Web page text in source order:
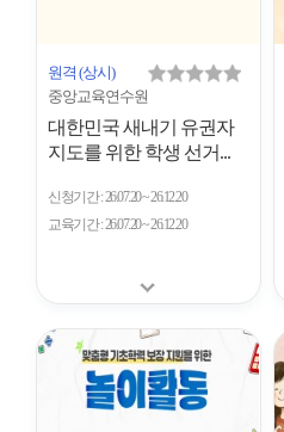
원격 (상시)
중앙교육연수원
대한민국 새내기 유권자
지도를 위한 학생 선거...
신청기간 26.07.20 ~ 26.12.20
교육기간 26.07.20 ~ 26.12.20